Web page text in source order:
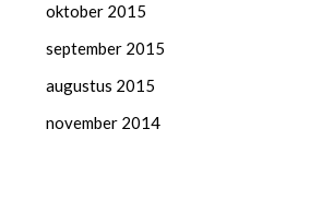
oktober 2015
september 2015
augustus 2015
november 2014